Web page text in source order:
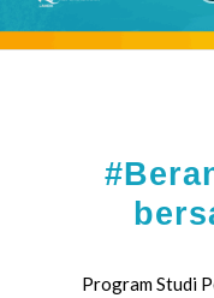
Program Studi